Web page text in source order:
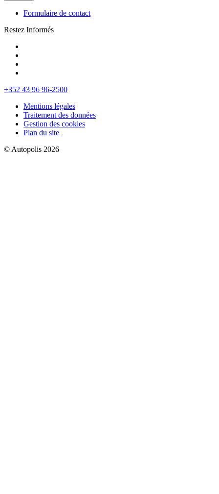
Formulaire de contact
Restez Informés
+352 43 96 96-2500
Mentions légales
Traitement des données
Gestion des cookies
Plan du site
© Autopolis 2026